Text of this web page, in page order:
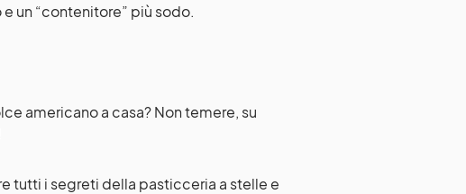
un “contenitore” più sodo.
americano a casa? Non temere, su
tutti i segreti della pasticceria a stelle e